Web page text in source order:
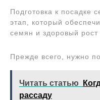
Подготовка к посадке
этап, который
семян и здоровый рост
Прежде всего, нужно
Читать статью
рассаду